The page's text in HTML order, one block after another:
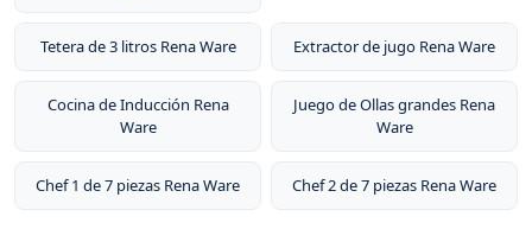
Tetera de 3 litros Rena Ware Extractor de jugo Rena Ware
Cocina de Inducción Rena
Ware
Juego de Ollas grandes Rena
Ware
Chef 1 de 7 piezas Rena Ware Chef 2 de 7 piezas Rena Ware